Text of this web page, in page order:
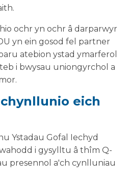
ochr yn ochr â darparwyr
yn ein gosod fel partner
atebion ystad ymarferol
i bwysau uniongyrchol a
eich
Ystadau Gofal Iechyd
i gysylltu â thîm Q-
presennol a'ch cynlluniau